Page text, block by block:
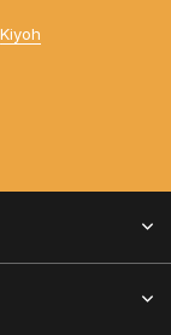
Kiyoh